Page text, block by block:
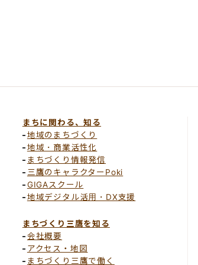
まちに関わる、知る
地域のまちづくり
地域・商業活性化
まちづくり情報発信
三鷹のキャラクターPoki
GIGAスクール
地域デジタル活用・DX支援
まちづくり三鷹を知る
会社概要
アクセス・地図
まちづくり三鷹で働く